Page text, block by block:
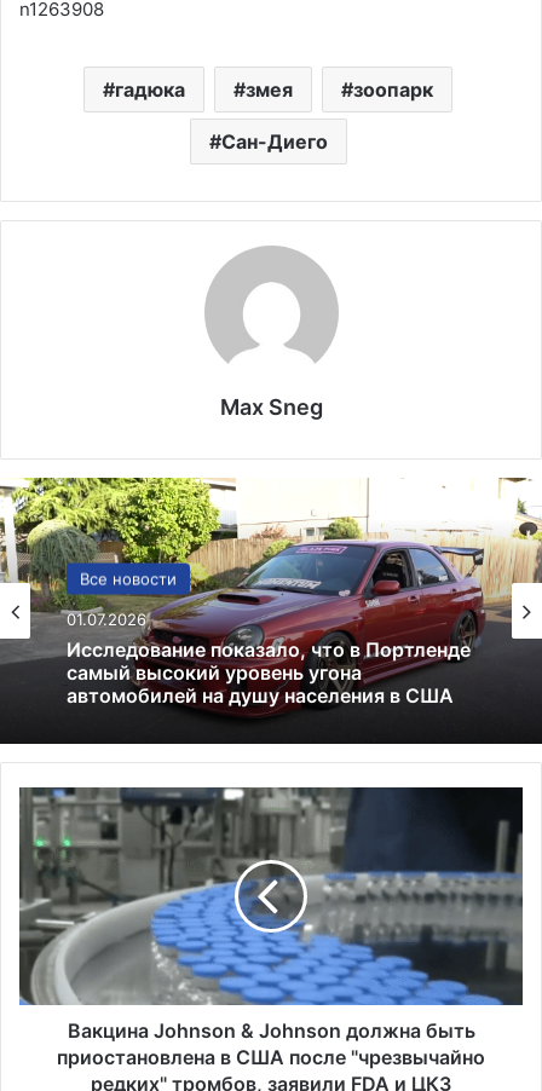
n1263908
гадюка змея зоопарк
Сан-Диего
Max Sneg
Все новости
01.07.2026
Исследование показало, что в Портленде
самый высокий уровень угона
автомобилей на душу населения в США
США
13.06.2025
Америка имеет огромный избыток сыра
В
а
и
н
а
o
Вакцина Johnson & Johnson должна быть
приостановлена в США после "чрезвычайно
редких" тромбов, заявили FDA и ЦКЗ